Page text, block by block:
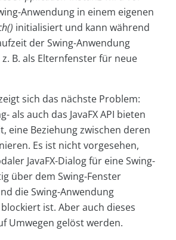
Anwendung in einem eigenen
initialisiert und kann während
der Swing-Anwendung
B. als Elternfenster für neue
sich das nächste Problem:
als auch das JavaFX API bieten
eine Beziehung zwischen deren
Es ist nicht vorgesehen,
JavaFX-Dialog für eine Swing-
über dem Swing-Fenster
die Swing-Anwendung
ist. Aber auch dieses
Umwegen gelöst werden.